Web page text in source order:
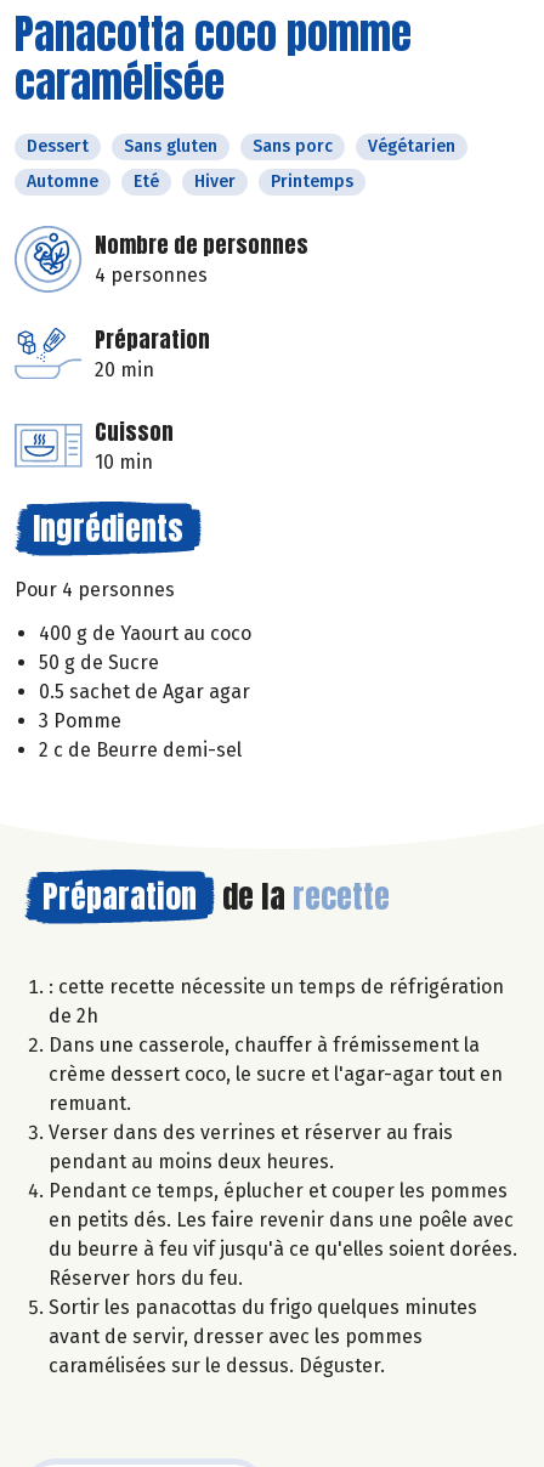
Panacotta coco pomme
caramélisée
Dessert Sans gluten Sans porc
Végétarien
Automne
Eté Hiver Printemps
Nombre de personnes
4 personnes
Préparation
20 min
Cuisson
10 min
Ingrédients
Pour 4 personnes
400 g de Yaourt au coco
50 g de Sucre
0.5 sachet de Agar agar
3 Pomme
2 c de Beurre demi-sel
Préparation de la recette
: cette recette nécessite un temps de réfrigération
de 2h
Dans une casserole, chauffer à frémissement la
crème dessert coco, le sucre et l'agar-agar tout en
remuant.
Verser dans des verrines et réserver au frais
pendant au moins deux heures.
Pendant ce temps, éplucher et couper les pommes
en petits dés. Les faire revenir dans une poêle avec
du beurre à feu vif jusqu'à ce qu'elles soient dorées.
Réserver hors du feu.
Sortir les panacottas du frigo quelques minutes
avant de servir, dresser avec les pommes
caramélisées sur le dessus. Déguster.